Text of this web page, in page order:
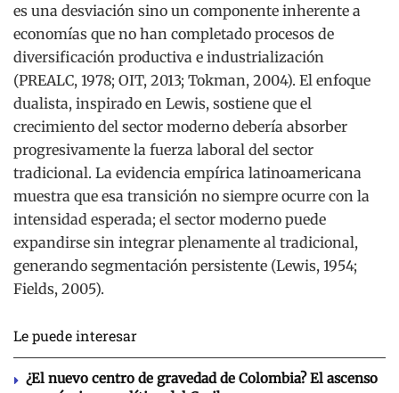
es una desviación sino un componente inherente a
economías que no han completado procesos de
diversificación productiva e industrialización
(PREALC, 1978; OIT, 2013; Tokman, 2004). El enfoque
dualista, inspirado en Lewis, sostiene que el
crecimiento del sector moderno debería absorber
progresivamente la fuerza laboral del sector
tradicional. La evidencia empírica latinoamericana
muestra que esa transición no siempre ocurre con la
intensidad esperada; el sector moderno puede
expandirse sin integrar plenamente al tradicional,
generando segmentación persistente (Lewis, 1954;
Fields, 2005).
Le puede interesar
¿El nuevo centro de gravedad de Colombia? El ascenso